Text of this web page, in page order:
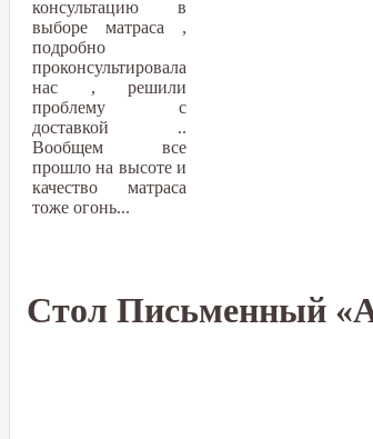
консультацию в
выборе матраса ,
подробно
проконсультировала
нас , решили
проблему с
доставкой ..
Вообщем все
прошло на высоте и
качество матраса
тоже огонь...
Стол Письменный